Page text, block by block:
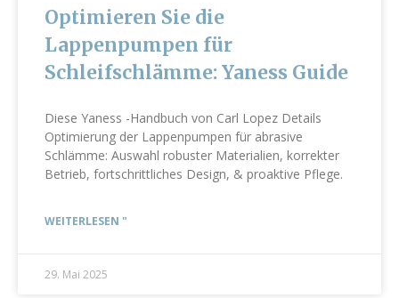
Optimieren Sie die
Lappenpumpen für
Schleifschlämme: Yaness Guide
Diese Yaness -Handbuch von Carl Lopez Details
Optimierung der Lappenpumpen für abrasive
Schlämme: Auswahl robuster Materialien, korrekter
Betrieb, fortschrittliches Design, & proaktive Pflege.
WEITERLESEN "
29. Mai 2025